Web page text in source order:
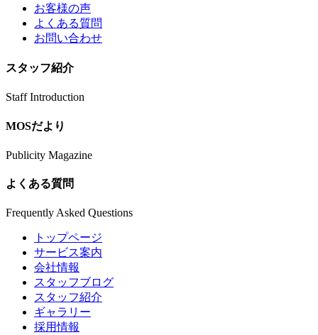
お客様の声
よくある質問
お問い合わせ
スタッフ紹介
Staff Introduction
MOSだより
Publicity Magazine
よくある質問
Frequently Asked Questions
トップページ
サービス案内
会社情報
スタッフブログ
スタッフ紹介
ギャラリー
採用情報